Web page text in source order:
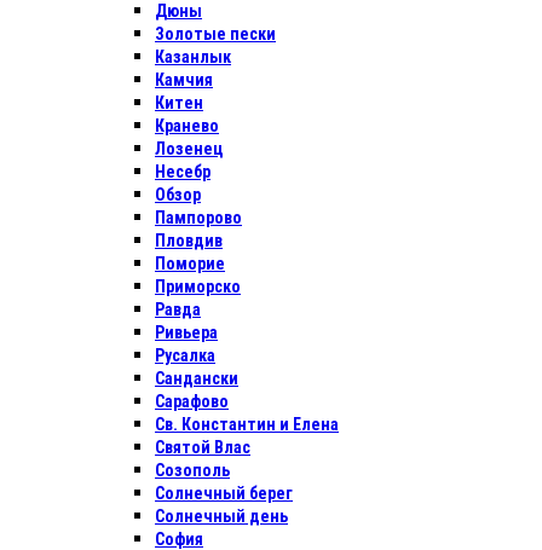
Дюны
Золотые пески
Казанлык
Камчия
Китен
Кранево
Лозенец
Несебр
Обзор
Пампорово
Пловдив
Поморие
Приморско
Равда
Ривьера
Русалка
Сандански
Сарафово
Св. Константин и Елена
Святой Влас
Созополь
Солнечный берег
Солнечный день
София